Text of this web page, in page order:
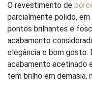
O revestimento de
parcialmente polido,
pontos brilhantes e
acabamento
elegância e bom gosto.
acabamento acetinado
tem brilho em demasia,